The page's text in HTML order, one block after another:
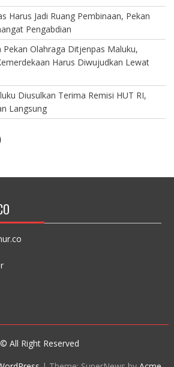
Harus Jadi Ruang Pembinaan, Pekan
Pengabdian
Olahraga Ditjenpas Maluku,
Harus Diwujudkan Lewat
Diusulkan Terima Remisi HUT RI,
Langsung
© All Right Reserved